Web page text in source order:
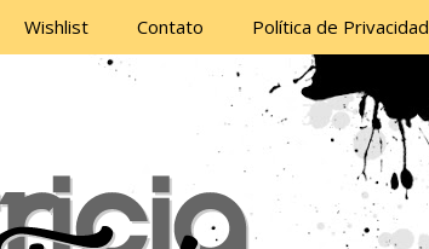
Wishlist Contato Política de